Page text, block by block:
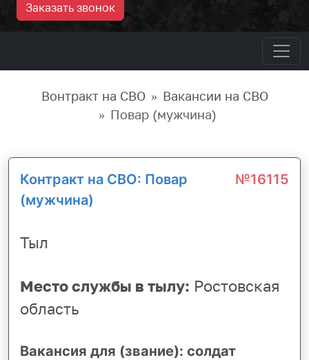
Заказать звонок
Вонтракт на СВО
Вакансии на СВО
Повар (мужчина)
Контракт на СВО: Повар
(мужчина)
№16115
Тыл
Место службы в тылу: Ростовская
область
Вакансия для (звание): солдат